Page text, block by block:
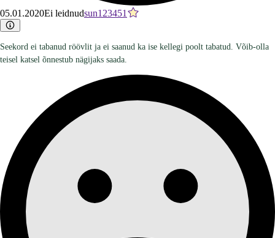
05.01.2020Ei leidnudsun123451
Seekord ei tabanud röövlit ja ei saanud ka ise kellegi poolt tabatud. Võib-olla
teisel katsel õnnestub nägijaks saada.